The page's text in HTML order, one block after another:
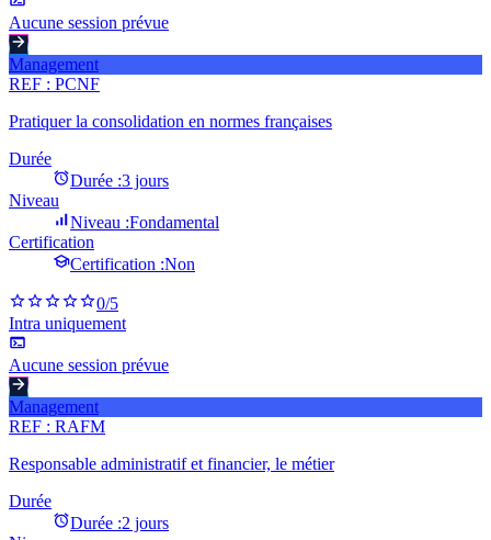
Aucune session prévue
Management
REF : PCNF
Pratiquer la consolidation en normes françaises
Durée
Durée :3 jours
Niveau
Niveau :Fondamental
Certification
Certification :Non
0/5
Intra uniquement
Aucune session prévue
Management
REF : RAFM
Responsable administratif et financier, le métier
Durée
Durée :2 jours